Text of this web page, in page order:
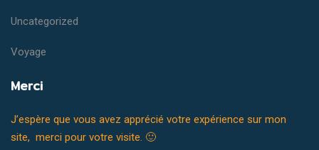
Uncategorized
Voyage
Merci
J’espère que vous avez apprécié votre expérience sur mon
site, merci pour votre visite. 🙂